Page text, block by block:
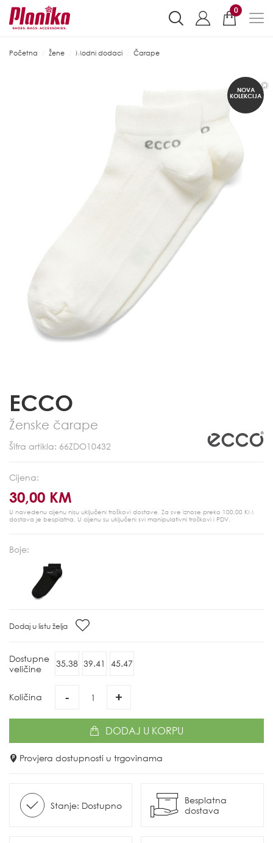
0
Početna Žene Modni dodaci Čarape
NOVA
KOLEKCIJA
ECCO
Ženske čarape
Šifra artikla: 66ZDO10432
Cijena:
30,00 KM
U navedenu cijenu nisu uključeni troškovi dostave. Za sve iznose preko 100,00 KM
dostava je besplatna. U cijenu su uključeni svi manipulativni troškovi i PDV.
Boje:
Dodaj u listu želja
Dostupne
veličine
35.38 39.41 45.47
Količina - +
DODAJ U KORPU
Provjera dostupnosti u trgovinama
Stanje: Dostupno
Besplatna
dostava